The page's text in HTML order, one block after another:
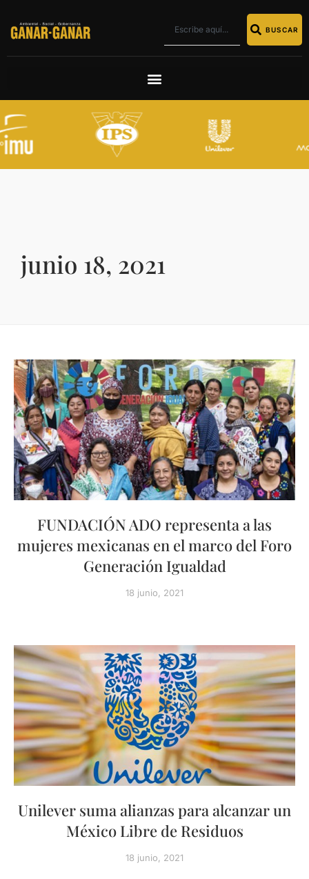
BUSCAR
junio 18, 2021
FUNDACIÓN ADO representa a las
mujeres mexicanas en el marco del Foro
Generación Igualdad
18 junio, 2021
Unilever suma alianzas para alcanzar un
México Libre de Residuos
18 junio, 2021